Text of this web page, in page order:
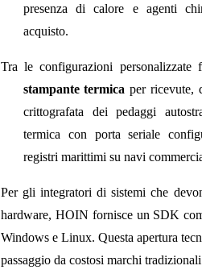
presenza di calore e agenti
acquisto.
Tra le configurazioni personalizzate
stampante termica per ricevute,
crittografata dei pedaggi
termica con porta seriale
registri marittimi su navi
Per gli integratori di sistemi che
hardware, HOIN fornisce un SDK
Windows e Linux. Questa apertura
passaggio da costosi marchi